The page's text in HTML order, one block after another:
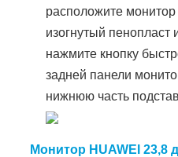
расположите
изогнутый пенопласт
нажмите кнопку
задней панели
нижнюю часть
Монитор HUAWEI 23,8